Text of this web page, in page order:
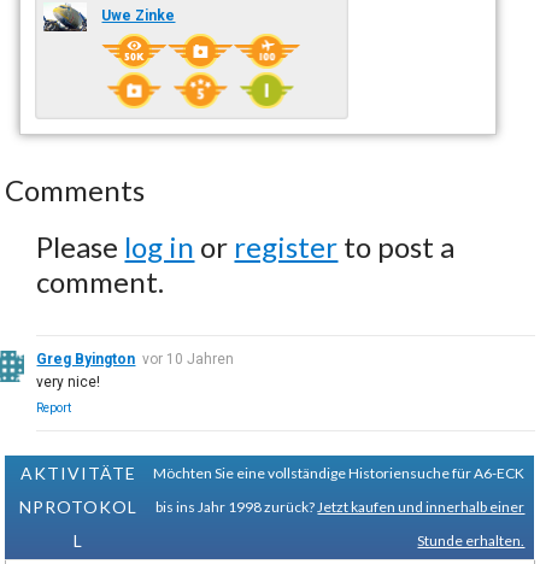
Uwe Zinke
Comments
Please log in or register to post a
comment.
Greg Byington vor 10 Jahren
very nice!
Report
AKTIVITÄTE
NPROTOKOL
L
Möchten Sie eine vollständige Historiensuche für A6-ECK
bis ins Jahr 1998 zurück? Jetzt kaufen und innerhalb einer
Stunde erhalten.